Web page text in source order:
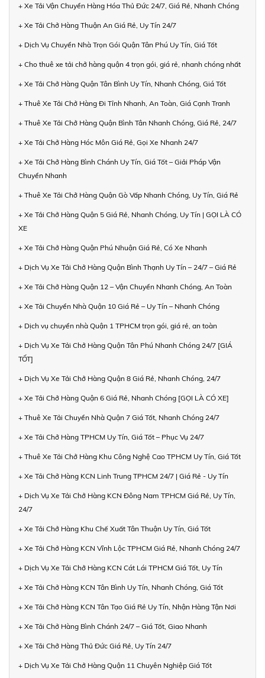
+ Xe Tải Vận Chuyển Hàng Hóa Thủ Đức 24/7, Giá Rẻ, Nhanh Chóng
+ Xe Tải Chở Hàng Thuận An Giá Rẻ, Uy Tín 24/7
+ Dịch Vụ Chuyển Nhà Trọn Gói Quận Tân Phú Uy Tín, Giá Tốt
+ Cho thuê xe tải chở hàng quận 4 trọn gói, giá rẻ, nhanh chóng nhất
+ Xe Tải Chở Hàng Quận Tân Bình Uy Tín, Nhanh Chóng, Giá Tốt
+ Thuê Xe Tải Chở Hàng Đi Tỉnh Nhanh, An Toàn, Giá Cạnh Tranh
+ Thuê Xe Tải Chở Hàng Quận Bình Tân Nhanh Chóng, Giá Rẻ, 24/7
+ Xe Tải Chở Hàng Hóc Môn Giá Rẻ, Gọi Xe Nhanh 24/7
+ Xe Tải Chở Hàng Bình Chánh Uy Tín, Giá Tốt – Giải Pháp Vận
Chuyển Nhanh
+ Thuê Xe Tải Chở Hàng Quận Gò Vấp Nhanh Chóng, Uy Tín, Giá Rẻ
+ Xe Tải Chở Hàng Quận 5 Giá Rẻ, Nhanh Chóng, Uy Tín | GỌI LÀ CÓ
XE
+ Xe Tải Chở Hàng Quận Phú Nhuận Giá Rẻ, Có Xe Nhanh
+ Dịch Vụ Xe Tải Chở Hàng Quận Bình Thạnh Uy Tín – 24/7 – Giá Rẻ
+ Xe Tải Chở Hàng Quận 12 – Vận Chuyển Nhanh Chóng, An Toàn
+ Xe Tải Chuyển Nhà Quận 10 Giá Rẻ – Uy Tín – Nhanh Chóng
+ Dịch vụ chuyển nhà Quận 1 TPHCM trọn gói, giá rẻ, an toàn
+ Dịch Vụ Xe Tải Chở Hàng Quận Tân Phú Nhanh Chóng 24/7 [GIÁ
TỐT]
+ Dịch Vụ Xe Tải Chở Hàng Quận 8 Giá Rẻ, Nhanh Chóng, 24/7
+ Xe Tải Chở Hàng Quận 6 Giá Rẻ, Nhanh Chóng [GỌI LÀ CÓ XE]
+ Thuê Xe Tải Chuyển Nhà Quận 7 Giá Tốt, Nhanh Chóng 24/7
+ Xe Tải Chở Hàng TPHCM Uy Tín, Giá Tốt – Phục Vụ 24/7
+ Thuê Xe Tải Chở Hàng Khu Công Nghệ Cao TPHCM Uy Tín, Giá Tốt
+ Xe Tải Chở Hàng KCN Linh Trung TPHCM 24/7 | Giá Rẻ - Uy Tín
+ Dịch Vụ Xe Tải Chở Hàng KCN Đông Nam TPHCM Giá Rẻ, Uy Tín,
24/7
+ Xe Tải Chở Hàng Khu Chế Xuất Tân Thuận Uy Tín, Giá Tốt
+ Xe Tải Chở Hàng KCN Vĩnh Lộc TPHCM Giá Rẻ, Nhanh Chóng 24/7
+ Dịch Vụ Xe Tải Chở Hàng KCN Cát Lái TPHCM Giá Tốt, Uy Tín
+ Xe Tải Chở Hàng KCN Tân Bình Uy Tín, Nhanh Chóng, Giá Tốt
+ Xe Tải Chở Hàng KCN Tân Tạo Giá Rẻ Uy Tín, Nhận Hàng Tận Nơi
+ Xe Tải Chở Hàng Bình Chánh 24/7 – Giá Tốt, Giao Nhanh
+ Xe Tải Chở Hàng Thủ Đức Giá Rẻ, Uy Tín 24/7
+ Dịch Vụ Xe Tải Chở Hàng Quận 11 Chuyên Nghiệp Giá Tốt